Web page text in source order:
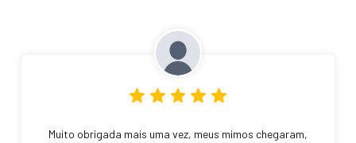
Muito obrigada mais uma vez, meus mimos chegaram,